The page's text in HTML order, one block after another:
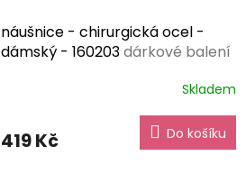
náušnice - chirurgická ocel -
dámský - 160203dárkové balení
Skladem
419 Kč Do košíku